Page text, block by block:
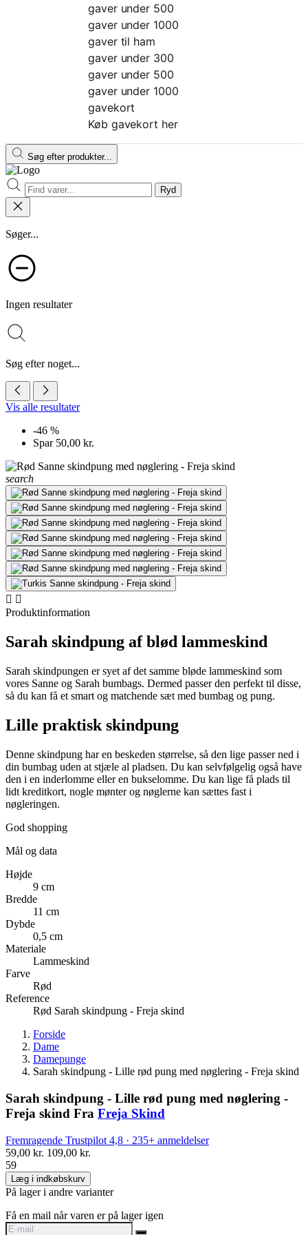
gaver under 500
gaver under 1000
gaver til ham
gaver under 300
gaver under 500
gaver under 1000
gavekort
Køb gavekort her
Søg efter produkter...
Ryd
Søger...
Ingen resultater
Søg efter noget...
Vis alle resultater
-46 %
Spar 50,00 kr.
search
 
Produktinformation
Sarah skindpung af blød lammeskind
Sarah skindpungen er syet af det samme bløde lammeskind som
vores Sanne og Sarah bumbags. Dermed passer den perfekt til disse,
så du kan få et smart og matchende sæt med bumbag og pung.
Lille praktisk skindpung
Denne skindpung har en beskeden størrelse, så den lige passer ned i
din bumbag uden at stjæle al pladsen. Du kan selvfølgelig også have
den i en inderlomme eller en bukselomme. Du kan lige få plads til
lidt kreditkort, nogle mønter og nøglerne kan sættes fast i
nøgleringen.
God shopping
Mål og data
Højde
9 cm
Bredde
11 cm
Dybde
0,5 cm
Materiale
Lammeskind
Farve
Rød
Reference
Rød Sarah skindpung - Freja skind
Forside
Dame
Damepunge
Sarah skindpung - Lille rød pung med nøglering - Freja skind
Sarah skindpung - Lille rød pung med nøglering -
Freja skind Fra Freja Skind
Fremragende Trustpilot 4,8 · 235+ anmeldelser
59,00 kr. 109,00 kr.
59
Læg i indkøbskurv
På lager i andre varianter
Få en mail når varen er på lager igen